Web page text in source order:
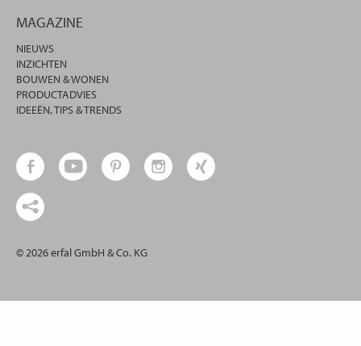
MAGAZINE
NIEUWS
INZICHTEN
BOUWEN & WONEN
PRODUCTADVIES
IDEEËN, TIPS & TRENDS
© 2026 erfal GmbH & Co. KG